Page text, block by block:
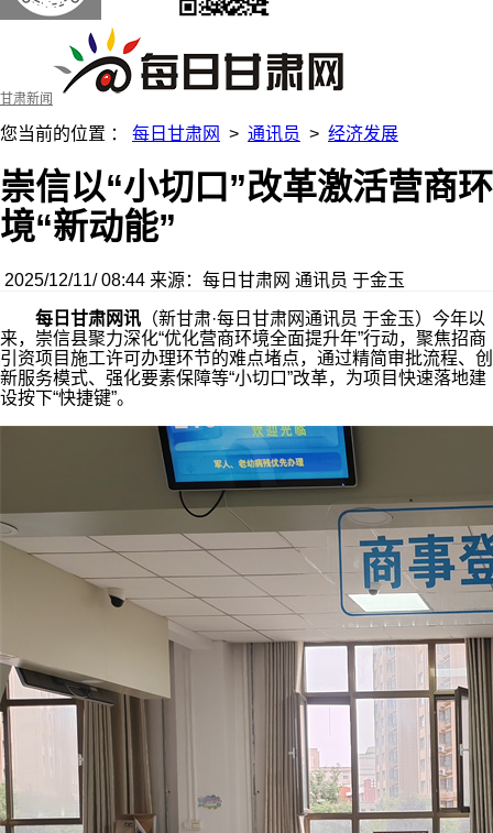
甘肃新闻
您当前的位置 ： 每日甘肃网 > 通讯员 > 经济发展
崇信以“小切口”改革激活营商环
境“新动能”
2025/12/11/ 08:44 来源：每日甘肃网 通讯员 于金玉
每日甘肃网讯 （新甘肃·每日甘肃网通讯员 于金玉）今年以
来，崇信县聚力深化“优化营商环境全面提升年”行动，聚焦招商
引资项目施工许可办理环节的难点堵点，通过精简审批流程、创
新服务模式、强化要素保障等“小切口”改革，为项目快速落地建
设按下“快捷键”。